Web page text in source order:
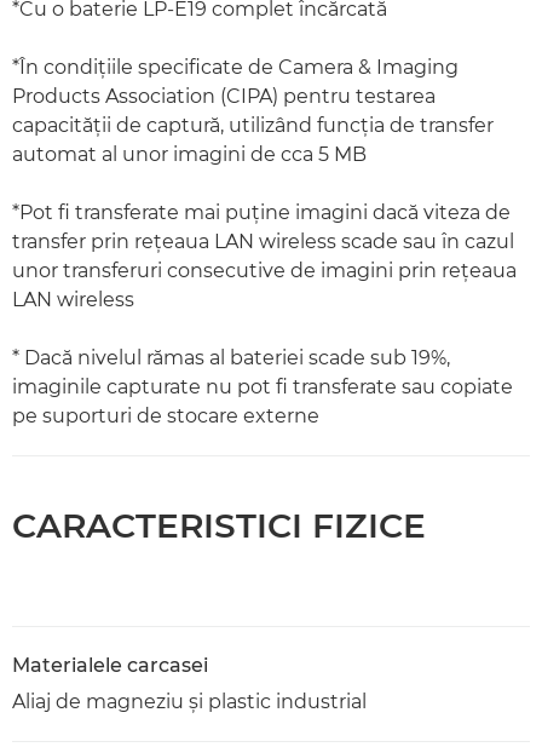
*Cu o baterie LP-E19 complet încărcată
*În condiţiile specificate de Camera & Imaging
Products Association (CIPA) pentru testarea
capacităţii de captură, utilizând funcţia de transfer
automat al unor imagini de cca 5 MB
*Pot fi transferate mai puţine imagini dacă viteza de
transfer prin reţeaua LAN wireless scade sau în cazul
unor transferuri consecutive de imagini prin reţeaua
LAN wireless
* Dacă nivelul rămas al bateriei scade sub 19%,
imaginile capturate nu pot fi transferate sau copiate
pe suporturi de stocare externe
CARACTERISTICI FIZICE
Materialele carcasei
Aliaj de magneziu şi plastic industrial